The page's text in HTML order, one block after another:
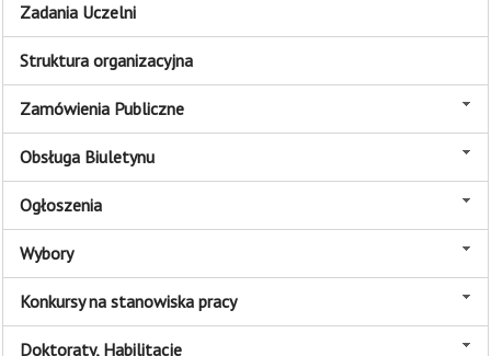
Zadania Uczelni
Struktura organizacyjna
Zamówienia Publiczne
Obsługa Biuletynu
Ogłoszenia
Wybory
Konkursy na stanowiska pracy
Doktoraty, Habilitacje